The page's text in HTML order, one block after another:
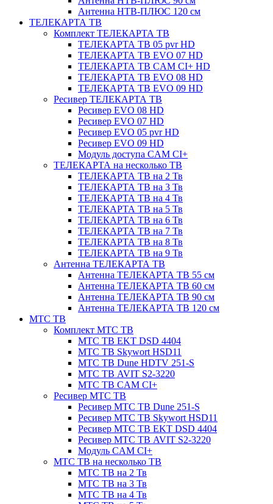
Антенна НТВ-ПЛЮС 120 см
ТЕЛЕКАРТА ТВ
Комплект ТЕЛЕКАРТА ТВ
ТЕЛЕКАРТА ТВ 05 pvr HD
ТЕЛЕКАРТА ТВ EVO 07 HD
ТЕЛЕКАРТА ТВ CAM CI+ HD
ТЕЛЕКАРТА ТВ EVO 08 HD
ТЕЛЕКАРТА ТВ EVO 09 HD
Ресивер ТЕЛЕКАРТА ТВ
Ресивер EVO 08 HD
Ресивер EVO 07 HD
Ресивер EVO 05 pvr HD
Ресивер EVO 09 HD
Модуль доступа CAM CI+
ТЕЛЕКАРТА на несколько ТВ
ТЕЛЕКАРТА ТВ на 2 Тв
ТЕЛЕКАРТА ТВ на 3 Тв
ТЕЛЕКАРТА ТВ на 4 Тв
ТЕЛЕКАРТА ТВ на 5 Тв
ТЕЛЕКАРТА ТВ на 6 Тв
ТЕЛЕКАРТА ТВ на 7 Тв
ТЕЛЕКАРТА ТВ на 8 Тв
ТЕЛЕКАРТА ТВ на 9 Тв
Антенна ТЕЛЕКАРТА ТВ
Антенна ТЕЛЕКАРТА ТВ 55 см
Антенна ТЕЛЕКАРТА ТВ 60 см
Антенна ТЕЛЕКАРТА ТВ 90 см
Антенна ТЕЛЕКАРТА ТВ 120 см
МТС ТВ
Комплект МТС ТВ
МТС ТВ EKT DSD 4404
МТС ТВ Skywort HSD11
МТС ТВ Dune HDTV 251-S
МТС ТВ AVIT S2-3220
МТС ТВ CAM CI+
Ресивер МТС ТВ
Ресивер МТС ТВ Dune 251-S
Ресивер МТС ТВ Skywort HSD11
Ресивер МТС ТВ EKT DSD 4404
Ресивер МТС ТВ AVIT S2-3220
Модуль CAM CI+
МТС ТВ на несколько ТВ
МТС ТВ на 2 Тв
МТС ТВ на 3 Тв
МТС ТВ на 4 Тв